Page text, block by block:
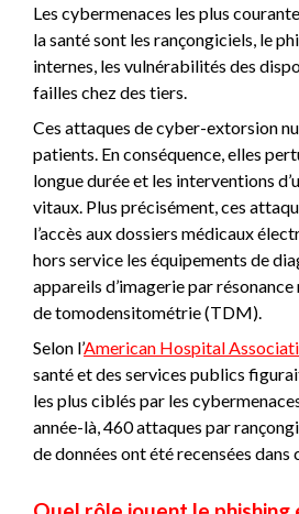
Les cybermenaces les plus
la santé sont les rançongiciels, le
internes, les vulnérabilités des
failles chez des tiers.
Ces attaques de cyber-extorsion
patients. En conséquence, elles
longue durée et les interventions
vitaux. Plus précisément, ces
l’accès aux dossiers médicaux
hors service les équipements de
appareils d’imagerie par
de tomodensitométrie (TDM).
Selon l’American Hospital
santé et des services publics
les plus ciblés par les
année-là, 460 attaques par
de données ont été recensées dans